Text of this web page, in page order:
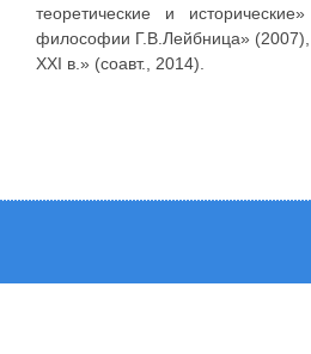
теоретические и
философии Г.В.Лейбница»
XXI в.» (соавт., 2014).